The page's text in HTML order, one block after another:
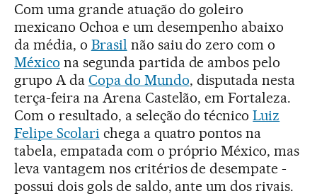
Com uma grande atuação do goleiro
mexicano Ochoa e um desempenho abaixo
da média, o Brasil não saiu do zero com o
México na segunda partida de ambos pelo
grupo A da Copa do Mundo, disputada nesta
terça-feira na Arena Castelão, em Fortaleza.
Com o resultado, a seleção do técnicoLuiz
Felipe Scolari chega a quatro pontos na
tabela, empatada com o próprio México, mas
leva vantagem nos critérios de desempate -
possui dois gols de saldo, ante um dos rivais.